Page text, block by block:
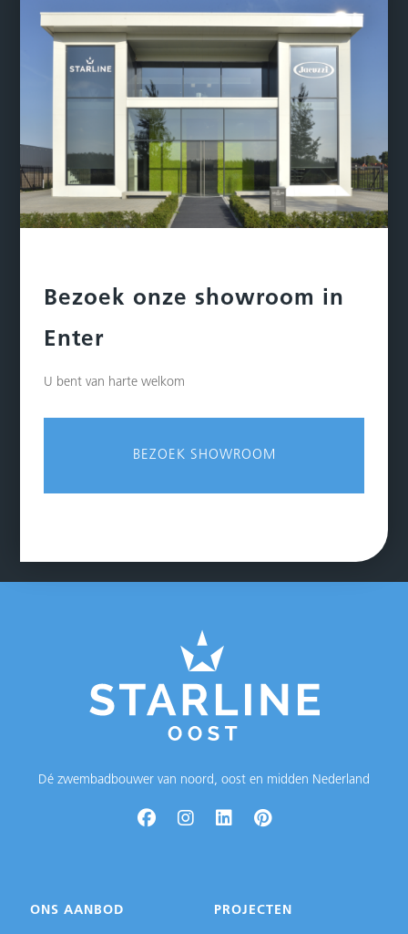
Bezoek onze showroom in
Enter
U bent van harte welkom
BEZOEK SHOWROOM
Dé zwembadbouwer van noord, oost en midden Nederland
ONS AANBOD PROJECTEN